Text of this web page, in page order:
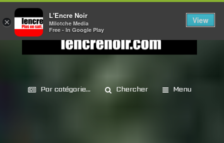
Par catégorie... Chercher Menu
×
L'Encre Noir
Milotche Media
Free - In Google Play
View